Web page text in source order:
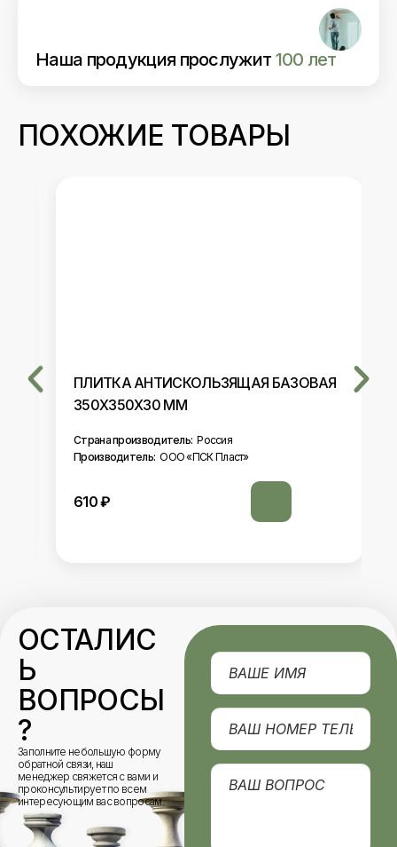
Наша продукция прослужит 100 лет
ПОХОЖИЕ ТОВАРЫ
ПЛИТКА АНТИСКОЛЬЗЯЩАЯ БАЗОВАЯ
350Х350Х30 ММ
Страна производитель: Россия
Производитель: ООО «ПСК Пласт»
610₽
ОСТАЛИС
Ь
ВОПРОСЫ
?
Заполните небольшую форму
обратной связи, наш
менеджер свяжется с вами и
проконсультирует по всем
интересующим вас вопросам.